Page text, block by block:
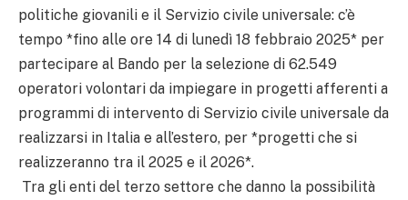
politiche giovanili e il Servizio civile universale: c’è
tempo *fino alle ore 14 di lunedì 18 febbraio 2025* per
partecipare al Bando per la selezione di 62.549
operatori volontari da impiegare in progetti afferenti a
programmi di intervento di Servizio civile universale da
realizzarsi in Italia e all’estero, per *progetti che si
realizzeranno tra il 2025 e il 2026*.
Tra gli enti del terzo settore che danno la possibilità